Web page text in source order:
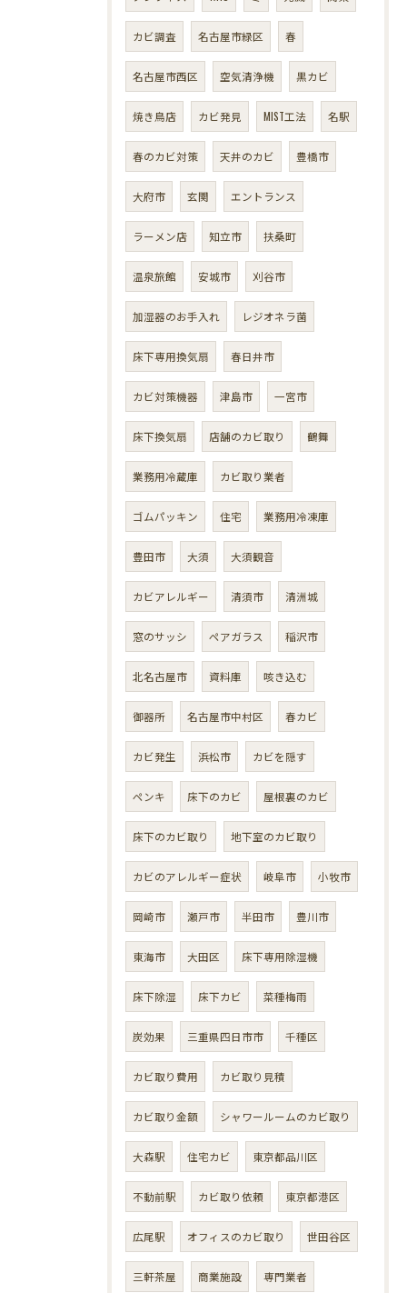
カビ調査 名古屋市緑区 春
名古屋市西区 空気清浄機 黒カビ
焼き鳥店 カビ発見 MIST工法 名駅
春のカビ対策 天井のカビ 豊橋市
大府市 玄関 エントランス
ラーメン店 知立市 扶桑町
温泉旅館 安城市 刈谷市
加湿器のお手入れ レジオネラ菌
床下専用換気扇 春日井市
カビ対策機器 津島市 一宮市
床下換気扇 店舗のカビ取り 鶴舞
業務用冷蔵庫 カビ取り業者
ゴムパッキン 住宅 業務用冷凍庫
豊田市 大須 大須観音
カビアレルギー 清須市 清洲城
窓のサッシ ペアガラス 稲沢市
北名古屋市 資料庫 咳き込む
御器所 名古屋市中村区 春カビ
カビ発生 浜松市 カビを隠す
ペンキ 床下のカビ 屋根裏のカビ
床下のカビ取り 地下室のカビ取り
カビのアレルギー症状 岐阜市 小牧市
岡崎市 瀬戸市 半田市 豊川市
東海市 大田区 床下専用除湿機
床下除湿 床下カビ 菜種梅雨
炭効果 三重県四日市市 千種区
カビ取り費用 カビ取り見積
カビ取り金額 シャワールームのカビ取り
大森駅 住宅カビ 東京都品川区
不動前駅 カビ取り依頼 東京都港区
広尾駅 オフィスのカビ取り 世田谷区
三軒茶屋 商業施設 専門業者